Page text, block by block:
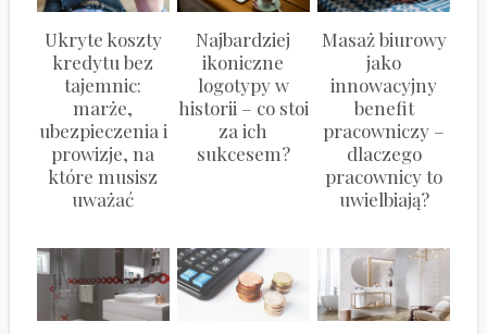
Ukryte koszty
kredytu bez
tajemnic:
marże,
ubezpieczenia i
prowizje, na
które musisz
uważać
Najbardziej
ikoniczne
logotypy w
historii – co stoi
za ich
sukcesem?
Masaż biurowy
jako
innowacyjny
benefit
pracowniczy –
dlaczego
pracownicy to
uwielbiają?